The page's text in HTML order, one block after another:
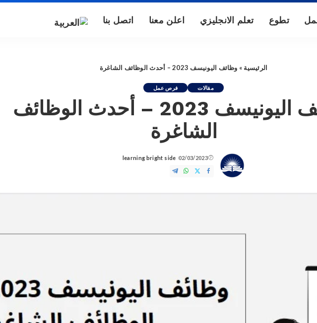
تطوع تعلم الانجليزي اعلن معنا اتصل بنا
الرئيسية » وظائف اليونيسف 2023 – أحدث الوظائف الشاغرة
مقالات فرص عمل
وظائف اليونيسف 2023 – أحدث الوظائف
الشاغرة
02/03/2023
Posted
by
learning bright side